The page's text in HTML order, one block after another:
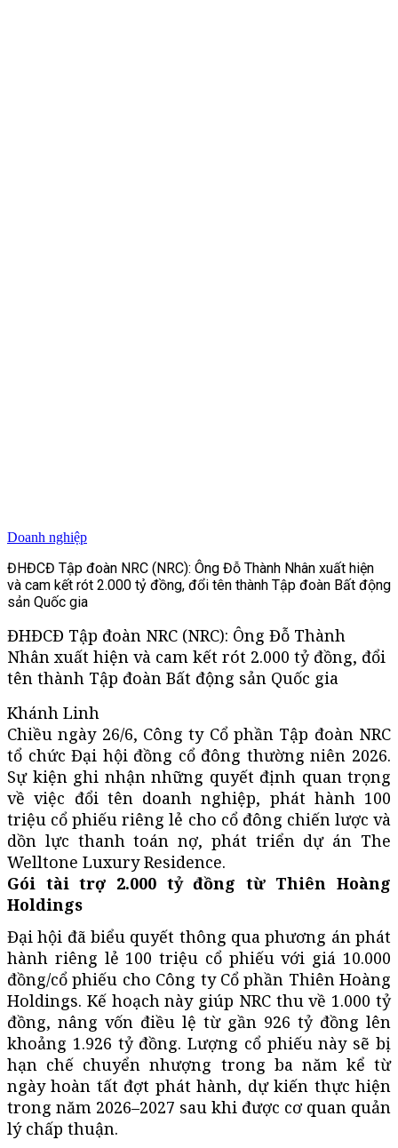
Doanh nghiệp
ĐHĐCĐ Tập đoàn NRC (NRC): Ông Đỗ Thành Nhân xuất hiện
và cam kết rót 2.000 tỷ đồng, đổi tên thành Tập đoàn Bất động
sản Quốc gia
ĐHĐCĐ Tập đoàn NRC (NRC): Ông Đỗ Thành
Nhân xuất hiện và cam kết rót 2.000 tỷ đồng, đổi
tên thành Tập đoàn Bất động sản Quốc gia
Khánh Linh
Chiều ngày 26/6, Công ty Cổ phần Tập đoàn NRC
tổ chức Đại hội đồng cổ đông thường niên 2026.
Sự kiện ghi nhận những quyết định quan trọng
về việc đổi tên doanh nghiệp, phát hành 100
triệu cổ phiếu riêng lẻ cho cổ đông chiến lược và
dồn lực thanh toán nợ, phát triển dự án The
Welltone Luxury Residence.
Gói tài trợ 2.000 tỷ đồng từ Thiên Hoàng
Holdings
Đại hội đã biểu quyết thông qua phương án phát
hành riêng lẻ 100 triệu cổ phiếu với giá 10.000
đồng/cổ phiếu cho Công ty Cổ phần Thiên Hoàng
Holdings. Kế hoạch này giúp NRC thu về 1.000 tỷ
đồng, nâng vốn điều lệ từ gần 926 tỷ đồng lên
khoảng 1.926 tỷ đồng. Lượng cổ phiếu này sẽ bị
hạn chế chuyển nhượng trong ba năm kể từ
ngày hoàn tất đợt phát hành, dự kiến thực hiện
trong năm 2026–2027 sau khi được cơ quan quản
lý chấp thuận.